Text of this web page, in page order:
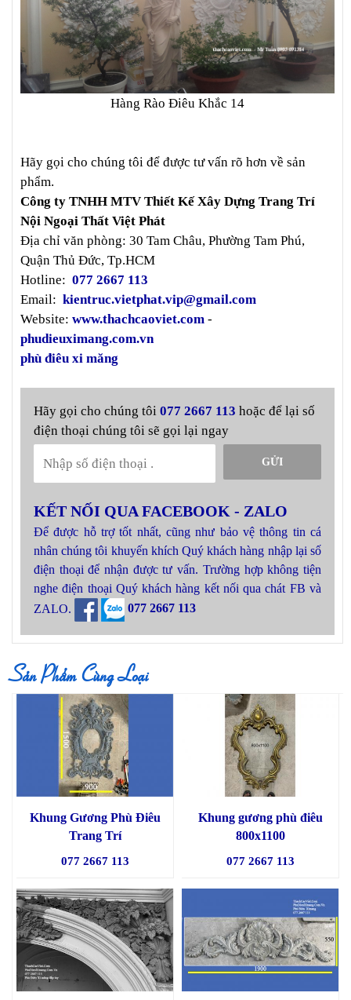
Hàng Rào Điêu Khắc 14
Hãy gọi cho chúng tôi để được tư vấn rõ hơn về sản
phẩm.
Công ty TNHH MTV Thiết Kế Xây Dựng Trang Trí
Nội Ngoại Thất Việt Phát
Địa chỉ văn phòng: 30 Tam Châu, Phường Tam Phú,
Quận Thủ Đức, Tp.HCM
Hotline: 077 2667 113
Email: kientruc.vietphat.vip@gmail.com
Website: www.thachcaoviet.com -
phudieuximang.com.vn
phù điêu xi măng
Hãy gọi cho chúng tôi 077 2667 113 hoặc để lại số
điện thoại chúng tôi sẽ gọi lại ngay
GỬI
KẾT NỐI QUA FACEBOOK - ZALO
Để được hỗ trợ tốt nhất, cũng như bảo vệ thông tin cá
nhân chúng tôi khuyến khích Quý khách hàng nhập lại số
điện thoại để nhận được tư vấn. Trường hợp không tiện
nghe điện thoại Quý khách hàng kết nối qua chát FB và
ZALO.
077 2667 113
Sản Phẩm Cùng Loại
Khung Gương Phù Điêu
Trang Trí
077 2667 113
Khung gương phù điêu
800x1100
077 2667 113